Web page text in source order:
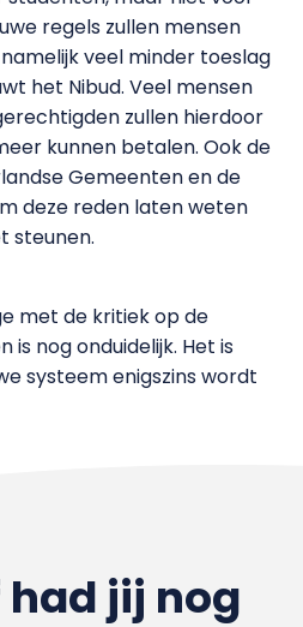
regels zullen mensen
veel minder toeslag
het Nibud. Veel mensen
zullen hierdoor
kunnen betalen. Ook de
Gemeenten en de
deze reden laten weten
steunen.
met de kritiek op de
is nog onduidelijk. Het is
systeem enigszins wordt
had jij nog